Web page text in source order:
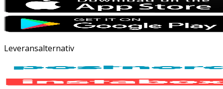
Leveransalternativ